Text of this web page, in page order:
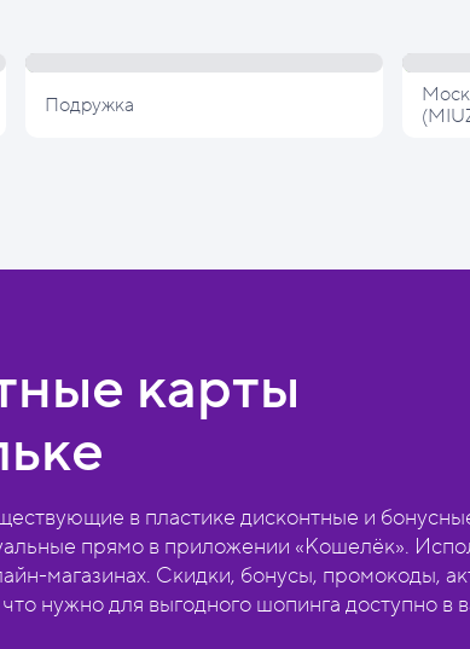
Подружка
карты
в пластике дисконтные и
прямо в приложении «Кошелёк».
магазинах. Скидки, бонусы, промокоды,
нужно для выгодного шопинга доступно в